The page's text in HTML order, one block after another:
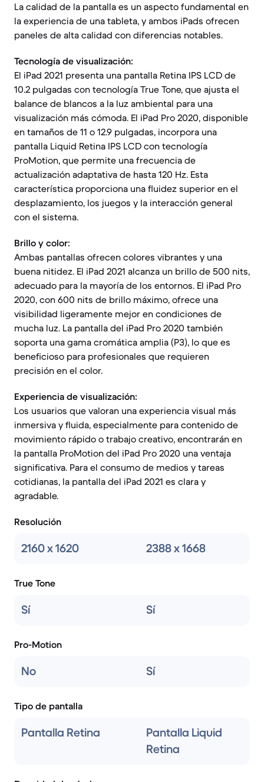
La calidad de la pantalla es un aspecto fundamental en
la experiencia de una tableta, y ambos iPads ofrecen
paneles de alta calidad con diferencias notables.
Tecnología de visualización:
El iPad 2021 presenta una pantalla Retina IPS LCD de
10.2 pulgadas con tecnología True Tone, que ajusta el
balance de blancos a la luz ambiental para una
visualización más cómoda. El iPad Pro 2020, disponible
en tamaños de 11 o 12.9 pulgadas, incorpora una
pantalla Liquid Retina IPS LCD con tecnología
ProMotion, que permite una frecuencia de
actualización adaptativa de hasta 120 Hz. Esta
característica proporciona una fluidez superior en el
desplazamiento, los juegos y la interacción general
con el sistema.
Brillo y color:
Ambas pantallas ofrecen colores vibrantes y una
buena nitidez. El iPad 2021 alcanza un brillo de 500 nits,
adecuado para la mayoría de los entornos. El iPad Pro
2020, con 600 nits de brillo máximo, ofrece una
visibilidad ligeramente mejor en condiciones de
mucha luz. La pantalla del iPad Pro 2020 también
soporta una gama cromática amplia (P3), lo que es
beneficioso para profesionales que requieren
precisión en el color.
Experiencia de visualización:
Los usuarios que valoran una experiencia visual más
inmersiva y fluida, especialmente para contenido de
movimiento rápido o trabajo creativo, encontrarán en
la pantalla ProMotion del iPad Pro 2020 una ventaja
significativa. Para el consumo de medios y tareas
cotidianas, la pantalla del iPad 2021 es clara y
agradable.
Resolución
2160 x 1620 2388 x 1668
True Tone
Sí Sí
Pro-Motion
No Sí
Tipo de pantalla
Pantalla Retina
Pantalla Liquid
Retina